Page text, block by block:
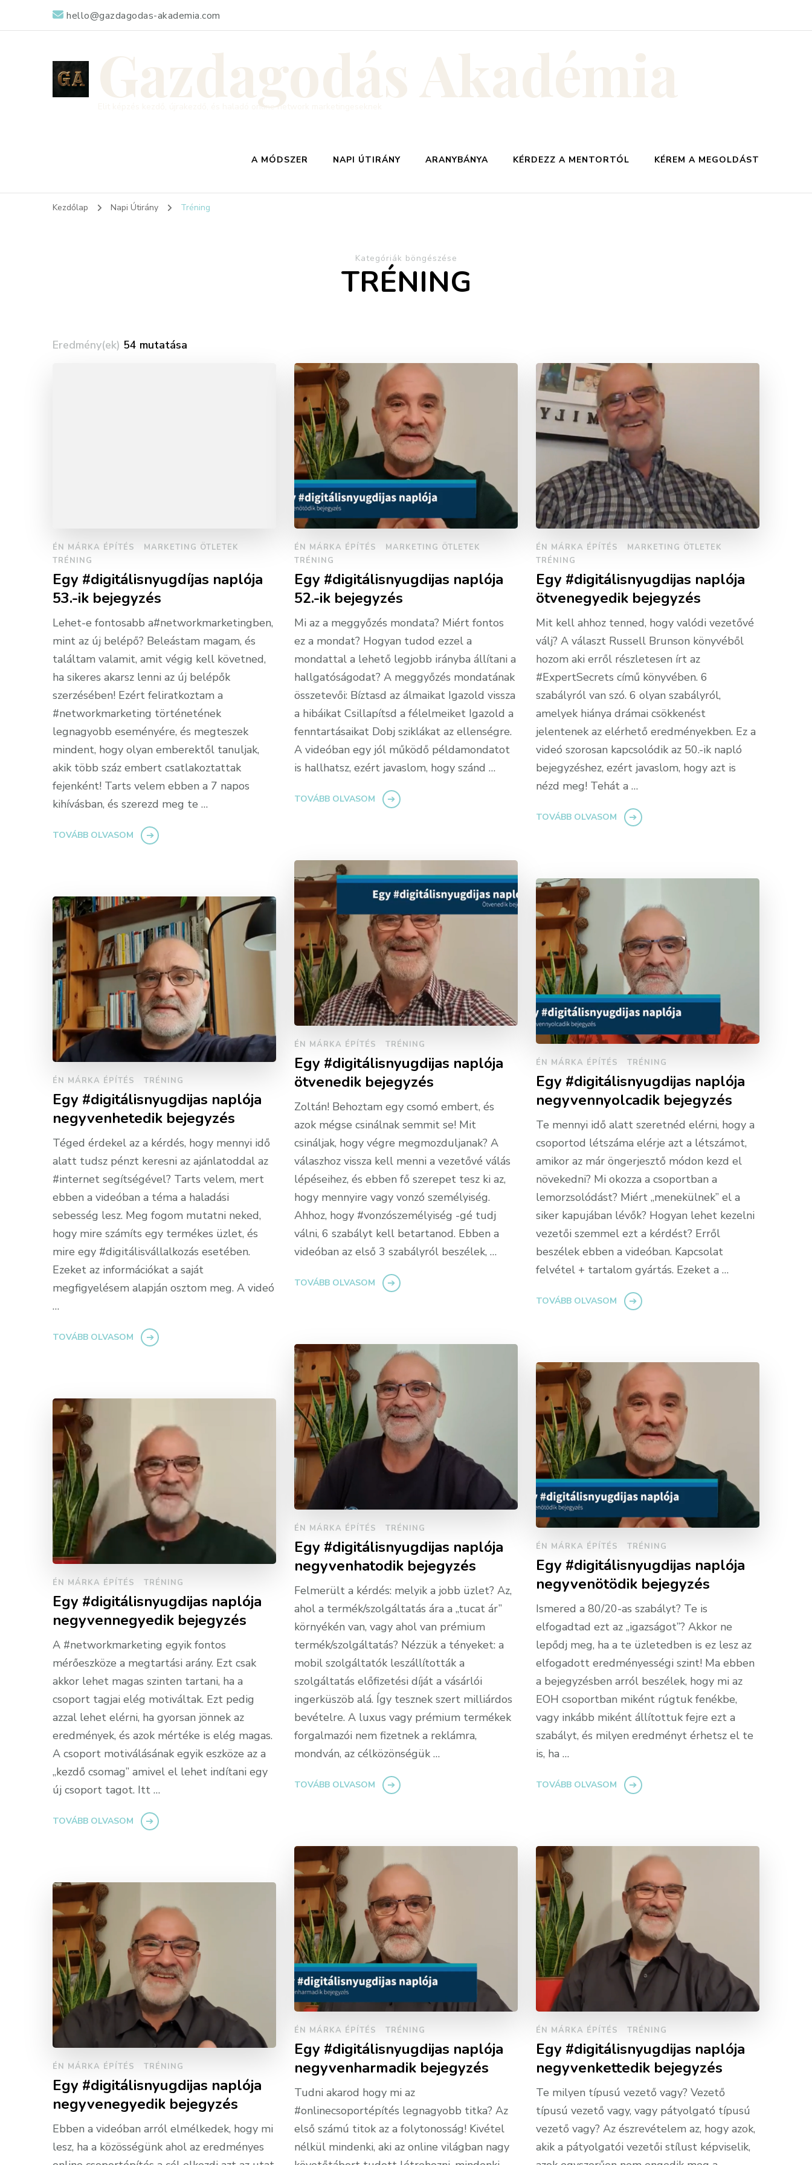
hello@gazdagodas-akademia.com
Elit képzés kezdő, újrakezdő, és haladó online network marketingeseknek
A MÓDSZER NAPI ÚTIRÁNY ARANYBÁNYA KÉRDEZZ A MENTORTÓL KÉREM A MEGOLDÁST
Kezdőlap Napi Útirány Tréning
Kategóriák böngészése
TRÉNING
Eredmény(ek) 54 mutatása
ÉN MÁRKA ÉPÍTÉS
MARKETING ÖTLETEK
TRÉNING
Egy #digitálisnyugdíjas naplója
53.-ik bejegyzés
Lehet-e fontosabb a#networkmarketingben,
mint az új belépő? Beleástam magam, és
találtam valamit, amit végig kell követned,
ha sikeres akarsz lenni az új belépők
szerzésében! Ezért feliratkoztam a
#networkmarketing történetének
legnagyobb eseményére, és megteszek
mindent, hogy olyan emberektől tanuljak,
akik több száz embert csatlakoztattak
fejenként! Tarts velem ebben a 7 napos
kihívásban, és szerezd meg te …
TOVÁBB OLVASOM
ÉN MÁRKA ÉPÍTÉS
MARKETING ÖTLETEK
TRÉNING
Egy #digitálisnyugdijas naplója
52.-ik bejegyzés
Mi az a meggyőzés mondata? Miért fontos
ez a mondat? Hogyan tudod ezzel a
mondattal a lehető legjobb irányba állítani a
hallgatóságodat? A meggyőzés mondatának
összetevői: Bíztasd az álmaikat Igazold vissza
a hibáikat Csillapítsd a félelmeiket Igazold a
fenntartásaikat Dobj sziklákat az ellenségre.
A videóban egy jól működő példamondatot
is hallhatsz, ezért javaslom, hogy szánd …
TOVÁBB OLVASOM
ÉN MÁRKA ÉPÍTÉS
MARKETING ÖTLETEK
TRÉNING
Egy #digitálisnyugdijas naplója
ötvenegyedik bejegyzés
Mit kell ahhoz tenned, hogy valódi vezetővé
válj? A választ Russell Brunson könyvéből
hozom aki erről részletesen írt az
#ExpertSecrets című könyvében. 6
szabályról van szó. 6 olyan szabályról,
amelyek hiánya drámai csökkenést
jelentenek az elérhető eredményekben. Ez a
videó szorosan kapcsolódik az 50.-ik napló
bejegyzéshez, ezért javaslom, hogy azt is
nézd meg! Tehát a …
TOVÁBB OLVASOM
ÉN MÁRKA ÉPÍTÉS TRÉNING
Egy #digitálisnyugdijas naplója
ötvenedik bejegyzés
Zoltán! Behoztam egy csomó embert, és
azok mégse csinálnak semmit se! Mit
csináljak, hogy végre megmozduljanak? A
válaszhoz vissza kell menni a vezetővé válás
lépéseihez, és ebben fő szerepet tesz ki az,
hogy mennyire vagy vonzó személyiség.
Ahhoz, hogy #vonzószemélyiség -gé tudj
válni, 6 szabályt kell betartanod. Ebben a
videóban az első 3 szabályról beszélek, …
TOVÁBB OLVASOM
ÉN MÁRKA ÉPÍTÉS TRÉNING
Egy #digitálisnyugdijas naplója
negyvennyolcadik bejegyzés
Te mennyi idő alatt szeretnéd elérni, hogy a
csoportod létszáma elérje azt a létszámot,
amikor az már öngerjesztő módon kezd el
növekedni? Mi okozza a csoportban a
lemorzsolódást? Miért „menekülnek” el a
siker kapujában lévők? Hogyan lehet kezelni
vezetői szemmel ezt a kérdést? Erről
beszélek ebben a videóban. Kapcsolat
felvétel + tartalom gyártás. Ezeket a …
TOVÁBB OLVASOM
ÉN MÁRKA ÉPÍTÉS TRÉNING
Egy #digitálisnyugdijas naplója
negyvenhetedik bejegyzés
Téged érdekel az a kérdés, hogy mennyi idő
alatt tudsz pénzt keresni az ajánlatoddal az
#internet segítségével? Tarts velem, mert
ebben a videóban a téma a haladási
sebesség lesz. Meg fogom mutatni neked,
hogy mire számíts egy termékes üzlet, és
mire egy #digitálisvállalkozás esetében.
Ezeket az információkat a saját
megfigyelésem alapján osztom meg. A videó
…
TOVÁBB OLVASOM
ÉN MÁRKA ÉPÍTÉS TRÉNING
Egy #digitálisnyugdijas naplója
negyvenhatodik bejegyzés
Felmerült a kérdés: melyik a jobb üzlet? Az,
ahol a termék/szolgáltatás ára a „tucat ár”
környékén van, vagy ahol van prémium
termék/szolgáltatás? Nézzük a tényeket: a
mobil szolgáltatók leszállították a
szolgáltatás előfizetési díját a vásárlói
ingerküszöb alá. Így tesznek szert milliárdos
bevételre. A luxus vagy prémium termékek
forgalmazói nem fizetnek a reklámra,
mondván, az célközönségük …
TOVÁBB OLVASOM
ÉN MÁRKA ÉPÍTÉS TRÉNING
Egy #digitálisnyugdijas naplója
negyvenötödik bejegyzés
Ismered a 80/20-as szabályt? Te is
elfogadtad ezt az „igazságot”? Akkor ne
lepődj meg, ha a te üzletedben is ez lesz az
elfogadott eredményességi szint! Ma ebben
a bejegyzésben arról beszélek, hogy mi az
EOH csoportban miként rúgtuk fenékbe,
vagy inkább miként állítottuk fejre ezt a
szabályt, és milyen eredményt érhetsz el te
is, ha …
TOVÁBB OLVASOM
ÉN MÁRKA ÉPÍTÉS TRÉNING
Egy #digitálisnyugdijas naplója
negyvennegyedik bejegyzés
A #networkmarketing egyik fontos
mérőeszköze a megtartási arány. Ezt csak
akkor lehet magas szinten tartani, ha a
csoport tagjai elég motiváltak. Ezt pedig
azzal lehet elérni, ha gyorsan jönnek az
eredmények, és azok mértéke is elég magas.
A csoport motiválásának egyik eszköze az a
„kezdő csomag” amivel el lehet indítani egy
új csoport tagot. Itt …
TOVÁBB OLVASOM
ÉN MÁRKA ÉPÍTÉS TRÉNING
Egy #digitálisnyugdijas naplója
negyvenharmadik bejegyzés
Tudni akarod hogy mi az
#onlinecsoportépítés legnagyobb titka? Az
első számú titok az a folytonosság! Kivétel
nélkül mindenki, aki az online világban nagy
ÉN MÁRKA ÉPÍTÉS TRÉNING
Egy #digitálisnyugdijas naplója
negyvenkettedik bejegyzés
Te milyen típusú vezető vagy? Vezető
típusú vezető vagy, vagy pátyolgató típusú
vezető vagy? Az észrevételem az, hogy azok,
akik a pátyolgatói vezetői stílust képviselik,
ÉN MÁRKA ÉPÍTÉS TRÉNING
Egy #digitálisnyugdijas naplója
negyvenegyedik bejegyzés
Ebben a videóban arról elmélkedek, hogy mi
lesz, ha a közösségünk ahol az eredményes